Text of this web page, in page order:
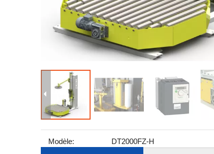
Modèle: DT2000FZ-H